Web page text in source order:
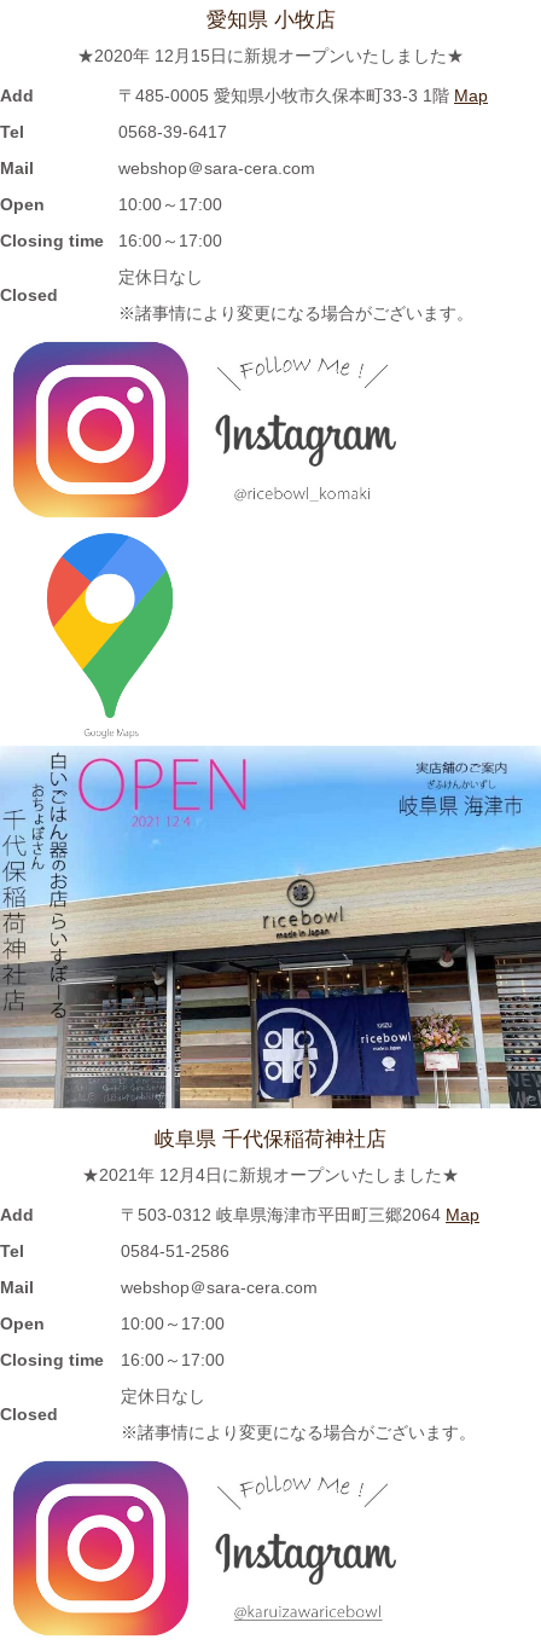
荷しました♪先行販売中！！
2023/11/1
≪再入荷≫窯出し入荷しました♪松助窯 お野菜たっぷり担麺 タン
2023/10/25
≪新着商品≫ 波佐見焼の可愛いフルーツ柄平鉢新入荷しました♪
先行販売中！！
2023/10/23
≪おすすめ≫ あったか～いお茶にどうぞ！しのぎの湯飲み再入
荷しました♪焼きたてホヤホヤです★
2023/10/12
≪新着商品≫ 波佐見焼のアイテム新入荷しました♪ころころぱす
てるボーダーカップなど
2023/9/21
≪おすすめ≫ もうすぐ新米の季節
碗、入荷してます♪
2023/9/7
≪おすすめ≫ 食卓華やぐ✿信楽焼 蓮の葉プレート
2023/8/24
≪おすすめ≫ 満腹ッ☆松助窯 変型どんぶり
2023/8/10
≪おすすめ≫ 冷たい麺がすすりたいっ 松助 蕎麦猪口
≪おすすめ≫ホカホカご飯をもっとおいしく♪土と炎の香り 信楽
焼のご飯茶碗
2023/7/28
≪再入荷≫窯出し入荷しました♪松助窯 ストレートミニマグカッ
プ ピンクウェーブ釉
≪おすすめ≫暑さに負けない
窯 がっつり小丼
2023/7/13
≪新着商品≫ しのぎのアイテム入荷しました♪オーバルサラダト
レー
愛知県 小牧店
★2020年 12月15日に新規オープンいたしました★
Add 〒485-0005 愛知県小牧市久保本町33-3 1階 Map
Tel
0568-39-6417
Mail
webshop＠sara-cera.com
Open
10:00～17:00
Closing time
16:00～17:00
Closed
定休日なし
※諸事情により変更になる場合がございます。
岐阜県 千代保稲荷神社店
★2021年 12月4日に新規オープンいたしました★
Add 〒503-0312 岐阜県海津市平田町三郷2064 Map
Tel
0584-51-2586
Mail
webshop＠sara-cera.com
Open
10:00～17:00
Closing time
16:00～17:00
Closed
定休日なし
※諸事情により変更になる場合がございます。